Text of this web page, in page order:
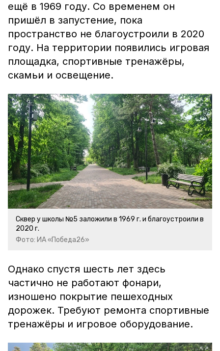
ещё в 1969 году. Со временем он
пришёл в запустение, пока
пространство не благоустроили в 2020
году. На территории появились игровая
площадка, спортивные тренажёры,
скамьи и освещение.
Сквер у школы №5 заложили в 1969 г. и благоустроили в
2020 г.
Фото: ИА «Победа26»
Однако спустя шесть лет здесь
частично не работают фонари,
изношено покрытие пешеходных
дорожек. Требуют ремонта спортивные
тренажёры и игровое оборудование.